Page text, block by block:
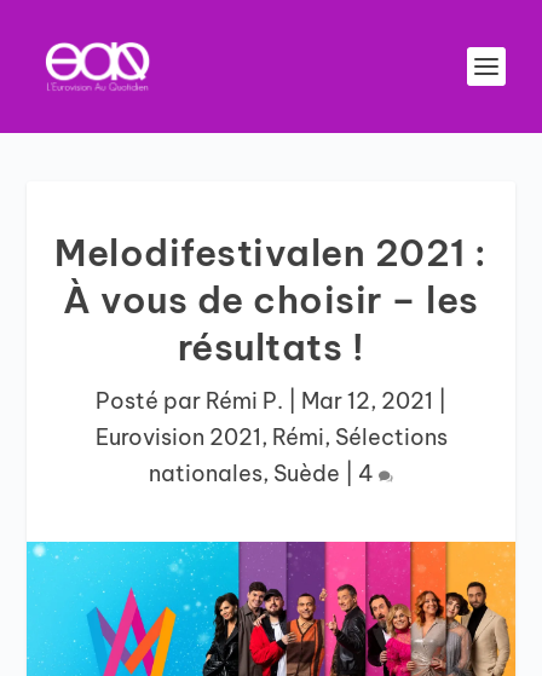
Melodifestivalen 2021 :
À vous de choisir – les
résultats !
Posté par Rémi P. Mar 12, 2021
Eurovision 2021, Rémi, Sélections
nationales, Suède 4